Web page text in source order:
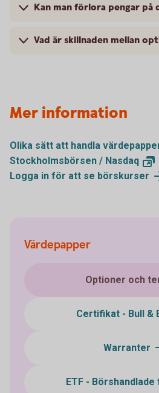
Kan man förlora pengar på
Vad är skillnaden mellan
Mer information
Olika sätt att handla
Stockholmsbörsen / Nasdaq
Logga in för att se börskurser
Värdepapper
Optioner och
Certifikat - Bull &
Warranter
ETF -